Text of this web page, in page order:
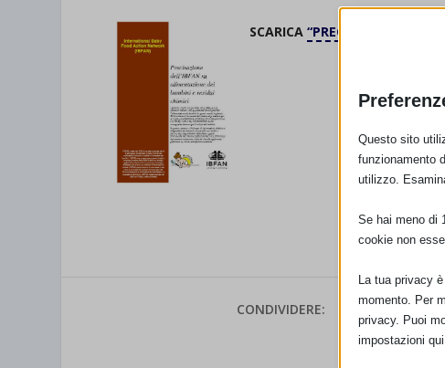
SCARICA“PRECISAZIONE
CONDIVIDERE:
Questo sito
funzionamento
utilizzo.
Se hai meno di
cookie non
La tua privacy
momento. Per
privacy. Puoi
impostazioni qui